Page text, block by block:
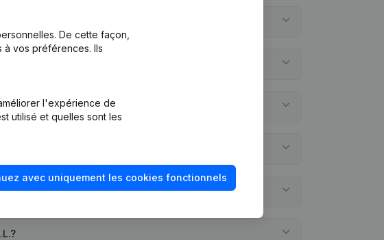
des comptes annuels?
De cette façon,
vos préférences. Ils
l'expérience de
utilisé et quelles sont les
avec uniquement les cookies fonctionnels